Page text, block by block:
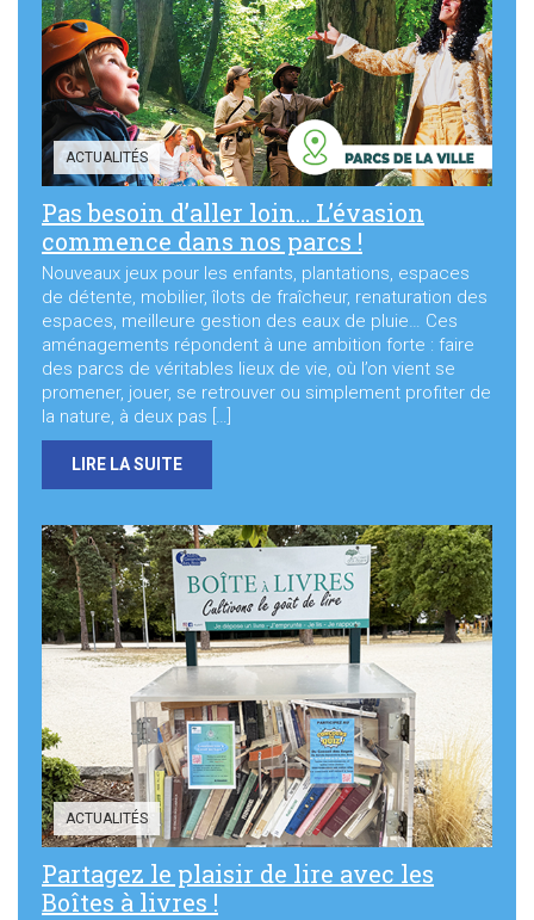
Sortir à Ste Gen’
ACTUALITÉS
Pas besoin d’aller loin… L’évasion
commence dans nos parcs !
Nouveaux jeux pour les enfants, plantations, espaces
de détente, mobilier, îlots de fraîcheur, renaturation des
espaces, meilleure gestion des eaux de pluie… Ces
aménagements répondent à une ambition forte : faire
des parcs de véritables lieux de vie, où l’on vient se
promener, jouer, se retrouver ou simplement profiter de
la nature, à deux pas […]
LIRE LA SUITE
ACTUALITÉS
Partagez le plaisir de lire avec les
Boîtes à livres !